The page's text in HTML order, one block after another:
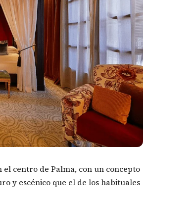
centro de Palma, con un concepto
y escénico que el de los habituales